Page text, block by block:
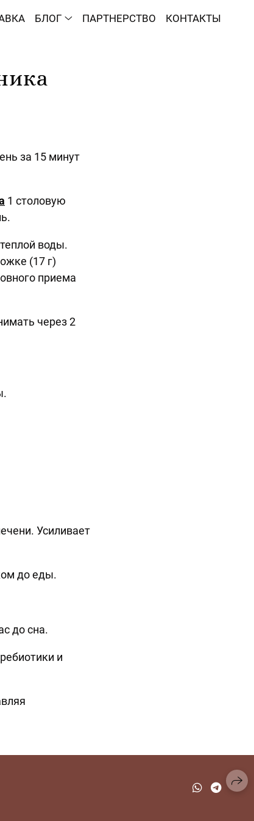
БЛОГ ПАРТНЕРСТВО КОНТАКТЫ
за 15 минут
1 столовую
воды.
(17 г)
приема
через 2
Усиливает
до еды.
до сна.
и